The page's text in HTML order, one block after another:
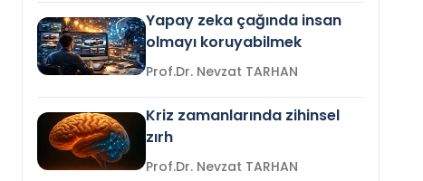
Yapay zeka çağında insan
olmayı koruyabilmek
Prof.Dr. Nevzat TARHAN
Kriz zamanlarında zihinsel
zırh
Prof.Dr. Nevzat TARHAN